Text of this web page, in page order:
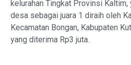
kelurahan Tingkat Provinsi
desa sebagai juara 1 diraih oleh
Kecamatan Bongan, Kabupaten
yang diterima Rp3 juta.